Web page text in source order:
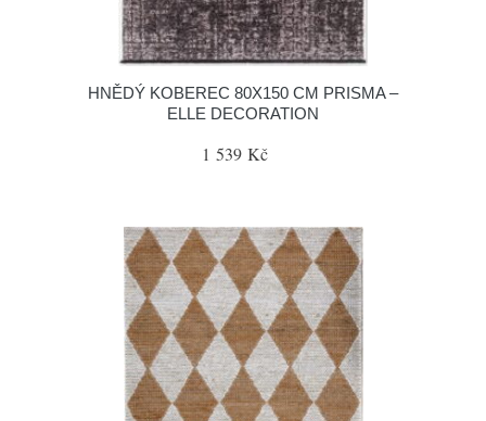
HNĚDÝ KOBEREC 80X150 CM PRISMA –
ELLE DECORATION
1 539 Kč